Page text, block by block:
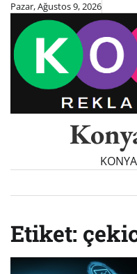
Skip
content
Pazar, Ağustos 9, 2026
Etiket: